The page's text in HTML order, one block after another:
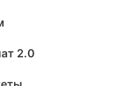
2.0